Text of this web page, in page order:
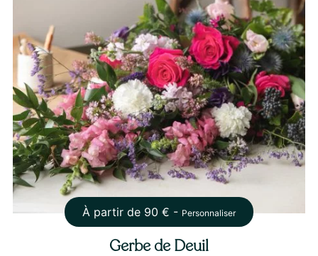
À partir de 90 € - Personnaliser
Gerbe de Deuil